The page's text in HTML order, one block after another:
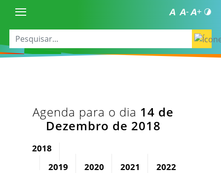
Agenda para o dia 14 de
Dezembro de 2018
2018
2019
2020 2021 2022